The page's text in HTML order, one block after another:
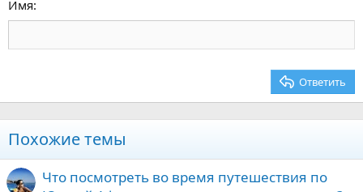
18
22
Tahoma
Times New Roman
Заголовок 3
Имя
Ответить
Похожие темы
Что посмотреть во время путешествия по